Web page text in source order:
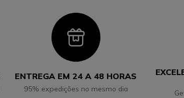
Icon
ENTREGA EM 24 A 48 HORAS
95% expedições no mesmo dia